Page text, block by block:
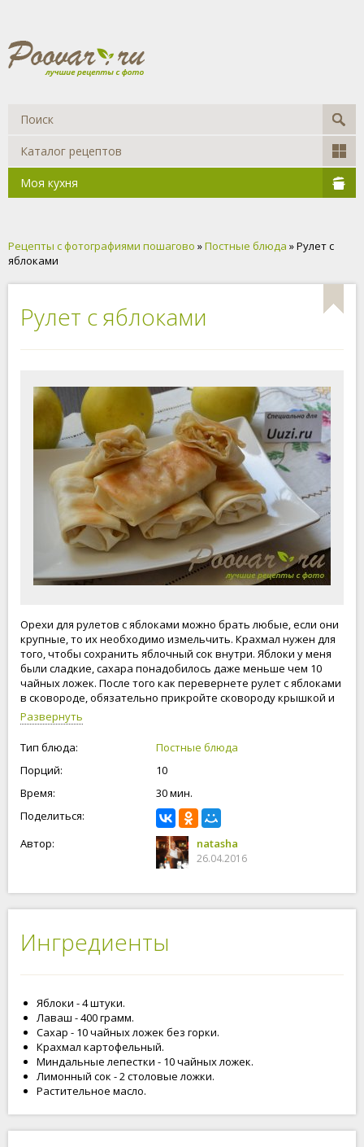
Каталог рецептов
Моя кухня
Рецепты с фотографиями пошагово »Постные блюда » Рулет с
яблоками
Рулет с яблоками
Орехи для рулетов с яблоками можно брать любые, если они
крупные, то их необходимо измельчить. Крахмал нужен для
того, чтобы сохранить яблочный сок внутри. Яблоки у меня
были сладкие, сахара понадобилось даже меньше чем 10
чайных ложек. После того как перевернете рулет с яблоками
в сковороде, обязательно прикройте сковороду крышкой и
обжаривайте на небольшом огне, чтобы яблоки стали
мягкие. Рецепт "рулет с яблоками" очень простой, я думаю,
что с этим блюдом справиться даже начинающий кулинар.
Готовьте вместе с нами, будьте счастливы и любимы!
Развернуть
Тип блюда:
Постные блюда
Порций:
10
Время:
30 мин.
Поделиться:
Автор:
natasha
26.04.2016
Ингредиенты
Яблоки - 4 штуки.
Лаваш - 400 грамм.
Сахар - 10 чайных ложек без горки.
Крахмал картофельный.
Миндальные лепестки - 10 чайных ложек.
Лимонный сок - 2 столовые ложки.
Растительное масло.